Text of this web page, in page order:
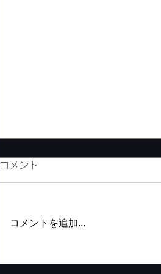
縫製工場見学
コメント
コメントを追加…